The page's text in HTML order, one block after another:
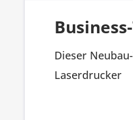
Dieser
Laserdrucker